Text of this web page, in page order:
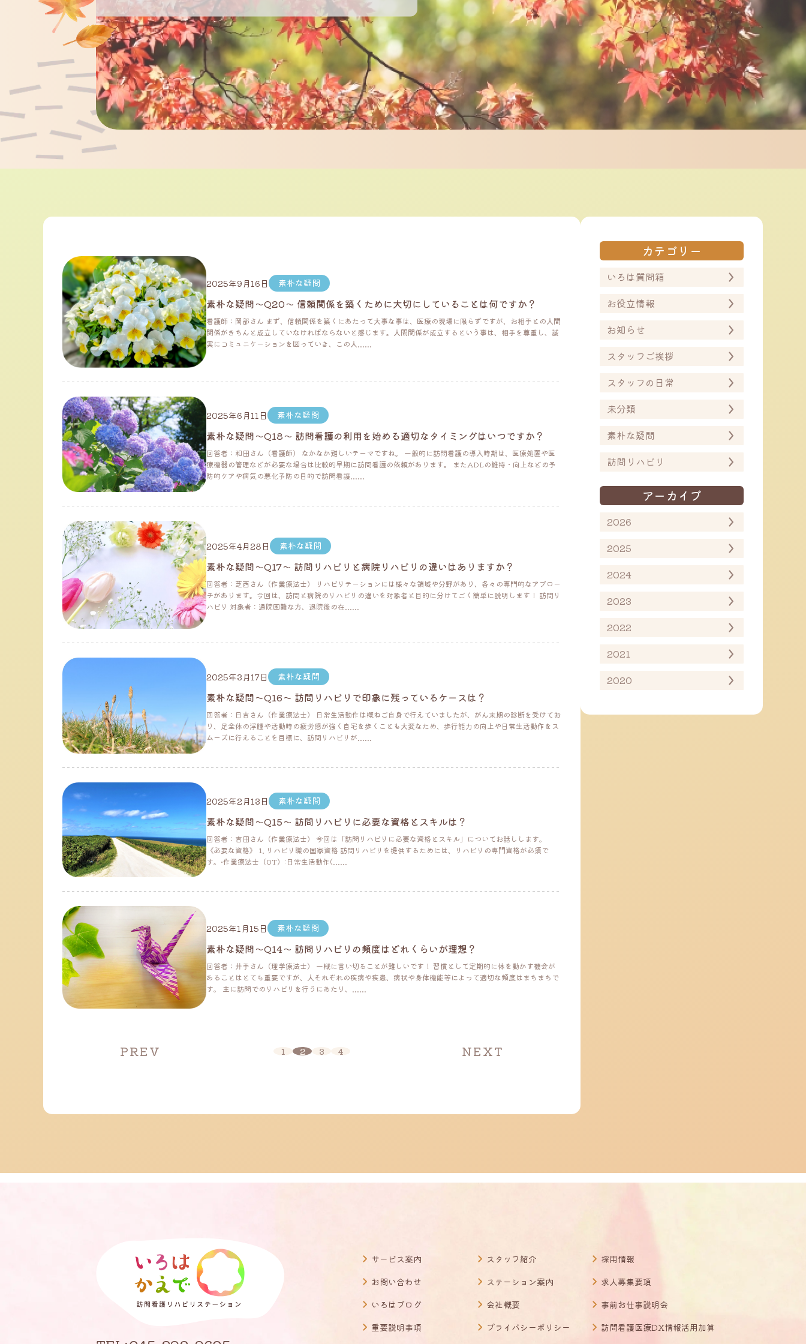
2025年9月16日 素朴な疑問
素朴な疑問～Q20～ 信頼関係を築くために大切にしていることは何ですか？
看護師：岡部さん まず、信頼関係を築くにあたって大事な事は、医療の現場に限らずですが、お相手との人間
関係がきちんと成立していなければならないと感じます。人間関係が成立するという事は、相手を尊重し、誠
実にコミュニケーションを図っていき、この人......
2025年6月11日 素朴な疑問
素朴な疑問～Q18～ 訪問看護の利用を始める適切なタイミングはいつですか？
回答者：和田さん（看護師） なかなか難しいテーマですね。 一般的に訪問看護の導入時期は、医療処置や医
療機器の管理などが必要な場合は比較的早期に訪問看護の依頼があります。 またADLの維持・向上などの予
防的ケアや病気の悪化予防の目的で訪問看護......
2025年4月28日 素朴な疑問
素朴な疑問～Q17～ 訪問リハビリと病院リハビリの違いはありますか？
回答者：芝西さん（作業療法士） リハビリテーションには様々な領域や分野があり、各々の専門的なアプロー
チがあります。今回は、訪問と病院のリハビリの違いを対象者と目的に分けてごく簡単に説明します！ 訪問リ
ハビリ 対象者：通院困難な方、退院後の在......
2025年3月17日 素朴な疑問
素朴な疑問～Q16～ 訪問リハビリで印象に残っているケースは？
回答者：日吉さん（作業療法士） 日常生活動作は概ねご自身で行えていましたが、がん末期の診断を受けてお
り、足全体の浮腫や活動時の疲労感が強く自宅を歩くことも大変なため、歩行能力の向上や日常生活動作をス
ムーズに行えることを目標に、訪問リハビリが......
2025年2月13日 素朴な疑問
素朴な疑問～Q15～ 訪問リハビリに必要な資格とスキルは？
回答者：吉田さん（作業療法士） 今回は「訪問リハビリに必要な資格とスキル」についてお話しします。
《必要な資格》 1. リハビリ職の国家資格 訪問リハビリを提供するためには、リハビリの専門資格が必須で
す。•作業療法士（0T）:日常生活動作(......
2025年1月15日 素朴な疑問
素朴な疑問～Q14～ 訪問リハビリの頻度はどれくらいが理想？
回答者：井手さん（理学療法士） 一概に言い切ることが難しいです！ 習慣として定期的に体を動かす機会が
あることはとても重要ですが、人それぞれの疾病や疾患、病状や身体機能等によって適切な頻度はまちまちで
す。 主に訪問でのリハビリを行うにあたり、......
投
稿
り
PREV 1 2 3 4 NEXT
カテゴリー
いろは質問箱
お役立情報
お知らせ
スタッフご挨拶
スタッフの日常
未分類
素朴な疑問
訪問リハビリ
アーカイブ
2026
2025
2024
2023
2022
2021
2020
サービス案内 スタッフ紹介
採用情報
お問い合わせ
ステーション案内
求人募集要項
いろはブログ
会社概要
事前お仕事説明会
重要説明事項
プライバシーポリシー
訪問看護医療DX情報活用加算